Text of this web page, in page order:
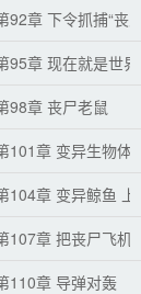
李？
92章 下令抓捕“丧
蓝星的丧尸飞机
95章 现在就是世
同化的具体
98章 丧尸老鼠
101章 变异生物体
掌控
104章 变异鲸鱼
快乐水
107章 把丧尸飞机
弹？
110章 导弹对轰